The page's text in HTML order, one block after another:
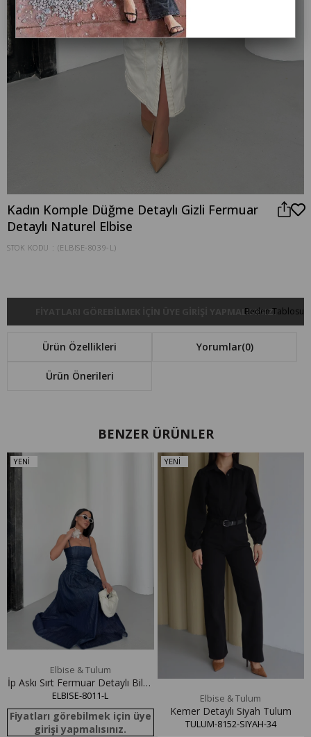
Kadın Komple Düğme Detaylı Gizli Fermuar
Detaylı Naturel Elbise
STOK KODU (ELBISE-8039-L)
Beden Tablosu
FIYATLARI GÖREBILMEK IÇIN ÜYE GIRIŞI YAPMALISINIZ.
Ürün Özellikleri Yorumlar(0)
Ürün Önerileri
BENZER ÜRÜNLER
Elbise & Tulum
İp Askı Sırt Fermuar Detaylı Bilek
Boy Navy Blue Denim Elbise
ELBISE-8011-L
Fiyatları görebilmek için üye
girişi yapmalısınız.
YENI
Elbise & Tulum
Kemer Detaylı Siyah Tulum
TULUM-8152-SIYAH-34
YENI